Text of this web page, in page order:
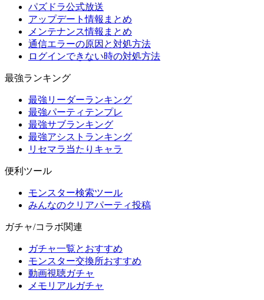
パズドラ公式放送
アップデート情報まとめ
メンテナンス情報まとめ
通信エラーの原因と対処方法
ログインできない時の対処方法
最強ランキング
最強リーダーランキング
最強パーティテンプレ
最強サブランキング
最強アシストランキング
リセマラ当たりキャラ
便利ツール
モンスター検索ツール
みんなのクリアパーティ投稿
ガチャ/コラボ関連
ガチャ一覧とおすすめ
モンスター交換所おすすめ
動画視聴ガチャ
メモリアルガチャ